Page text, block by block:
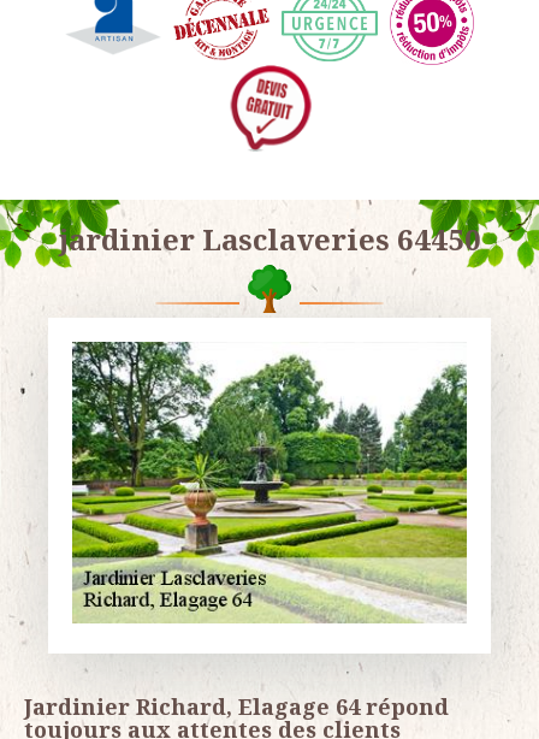
jardinier Lasclaveries 64450
Jardinier Richard, Elagage 64 répond
toujours aux attentes des clients